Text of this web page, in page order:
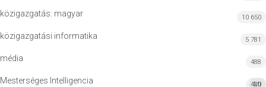
közigazgatás: magyar 10 650
közigazgatási informatika 5 781
média 488
Mesterséges Intelligencia MI
420